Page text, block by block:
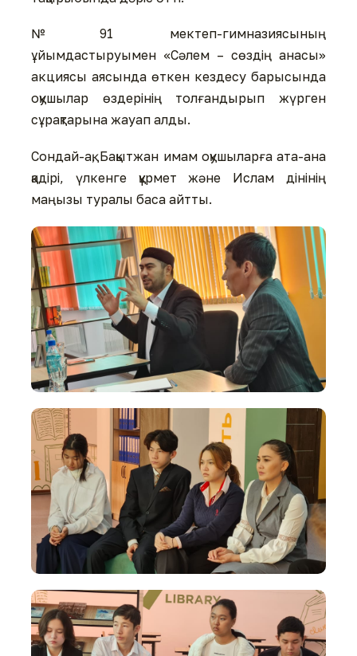
№91 мектеп-гимназиясының
ұйымдастыруымен «Сәлем – сөздің анасы»
акциясы аясында өткен кездесу барысында
оқушылар өздерінің толғандырып жүрген
сұрақтарына жауап алды.
Сондай-ақ, Бақытжан имам оқушыларға ата-ана
қадірі, үлкенге құрмет және Ислам дінінің
маңызы туралы баса айтты.